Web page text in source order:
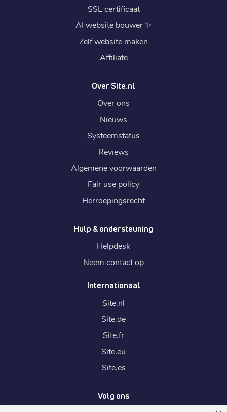
SSL certificaat
AI website bouwer✨
Zelf website maken
Affiliate
Over Site.nl
Over ons
Nieuws
Systeemstatus
Reviews
Algemene voorwaarden
Fair use policy
Herroepingsrecht
Hulp & ondersteuning
Helpdesk
Neem contact op
Internationaal
Site.nl
Site.de
Site.fr
Site.eu
Site.es
Volg ons